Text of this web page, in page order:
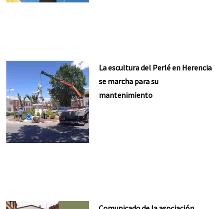
La escultura del Perlé en Herencia
se marcha para su
mantenimiento